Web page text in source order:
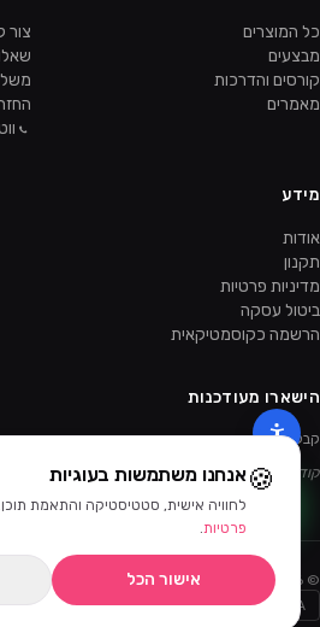
כל המוצרים
מבצעים
קורסים והדרכות
מאמרים
צור
מידע
אודות
תקנון
מדיניות פרטיות
ביטול עסקה
הרשמה כקוסמטיקאית
הישארו מעודכנות
קבלו מבצעים ומוצרים חדשים קודם.
קוד ההטמעה של הניוזלטר יתווסף מהאדמין.
©
2026
ביוטי דיפו · כל הזכויות שמורות
VISA
MASTERCARD
AMEX
🍪אנחנו משתמשות בעוגיות
לחוויה אישית, סטטיסטיקה והתאמת
פרטיות.
אישור הכל